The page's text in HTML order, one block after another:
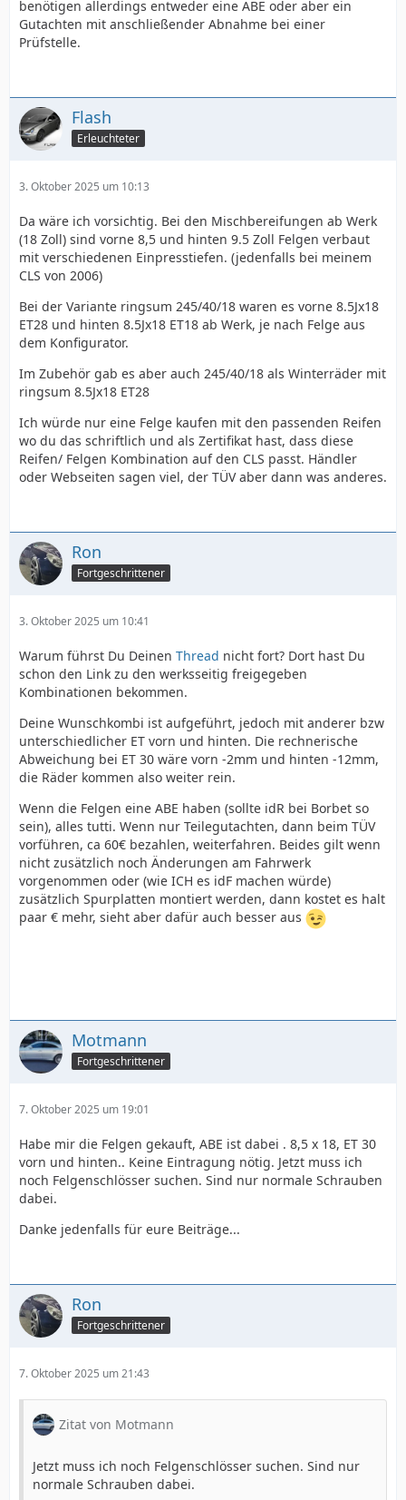
benötigen allerdings entweder eine ABE oder aber ein
Gutachten mit anschließender Abnahme bei einer
Prüfstelle.
Flash
Erleuchteter
3. Oktober 2025 um 10:13
Da wäre ich vorsichtig. Bei den Mischbereifungen ab Werk
(18 Zoll) sind vorne 8,5 und hinten 9.5 Zoll Felgen verbaut
mit verschiedenen Einpresstiefen. (jedenfalls bei meinem
CLS von 2006)
Bei der Variante ringsum 245/40/18 waren es vorne 8.5Jx18
ET28 und hinten 8.5Jx18 ET18 ab Werk, je nach Felge aus
dem Konfigurator.
Im Zubehör gab es aber auch 245/40/18 als Winterräder mit
ringsum 8.5Jx18 ET28
Ich würde nur eine Felge kaufen mit den passenden Reifen
wo du das schriftlich und als Zertifikat hast, dass diese
Reifen/ Felgen Kombination auf den CLS passt. Händler
oder Webseiten sagen viel, der TÜV aber dann was anderes.
Ron
Fortgeschrittener
3. Oktober 2025 um 10:41
Warum führst Du Deinen Thread nicht fort? Dort hast Du
schon den Link zu den werksseitig freigegeben
Kombinationen bekommen.
Deine Wunschkombi ist aufgeführt, jedoch mit anderer bzw
unterschiedlicher ET vorn und hinten. Die rechnerische
Abweichung bei ET 30 wäre vorn -2mm und hinten -12mm,
die Räder kommen also weiter rein.
Wenn die Felgen eine ABE haben (sollte idR bei Borbet so
sein), alles tutti. Wenn nur Teilegutachten, dann beim TÜV
vorführen, ca 60€ bezahlen, weiterfahren. Beides gilt wenn
nicht zusätzlich noch Änderungen am Fahrwerk
vorgenommen oder (wie ICH es idF machen würde)
zusätzlich Spurplatten montiert werden, dann kostet es halt
paar € mehr, sieht aber dafür auch besser aus
Motmann
Fortgeschrittener
7. Oktober 2025 um 19:01
Habe mir die Felgen gekauft, ABE ist dabei . 8,5 x 18, ET 30
vorn und hinten.. Keine Eintragung nötig. Jetzt muss ich
noch Felgenschlösser suchen. Sind nur normale Schrauben
dabei.
Danke jedenfalls für eure Beiträge...
Ron
Fortgeschrittener
7. Oktober 2025 um 21:43
Zitat von Motmann
Jetzt muss ich noch Felgenschlösser suchen. Sind nur
normale Schrauben dabei.